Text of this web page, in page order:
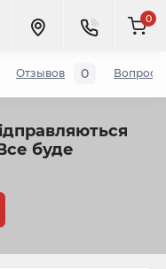
буде
0
Отзывов 0 Вопросы